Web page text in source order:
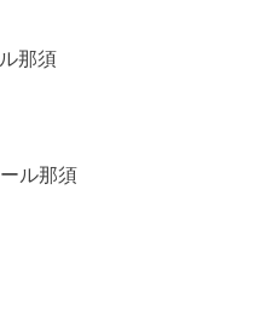
那須
ル那須